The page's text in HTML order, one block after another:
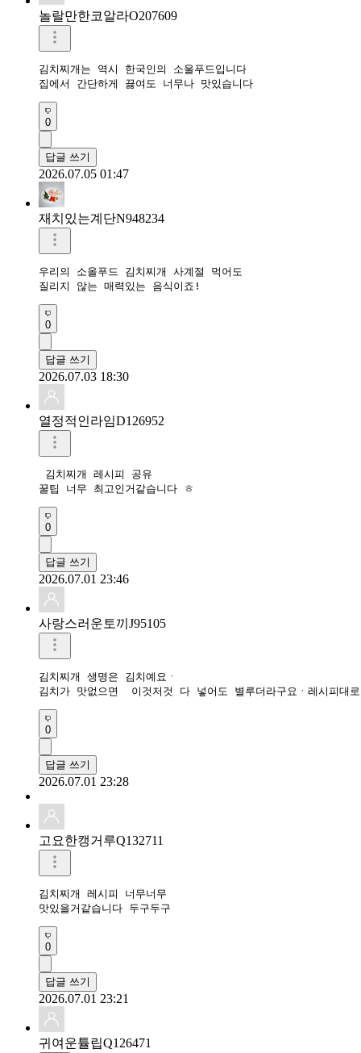
놀랄만한코알라O207609
김치찌개는 역시 한국인의 소울푸드입니다
집에서 간단하게 끓여도 너무나 맛있습니다
0
답글 쓰기
2026.07.05 01:47
재치있는계단N948234
우리의 소올푸드 김치찌개 사계절 먹어도
질리지 않는 매력있는 음식이죠!
0
답글 쓰기
2026.07.03 18:30
열정적인라임D126952
김치찌개 레시피 공유
꿀팁 너무 최고인거같습니다 ㅎ
0
답글 쓰기
2026.07.01 23:46
사랑스러운토끼J95105
김치찌개 생명은 김치예요ㆍ
김치가 맛없으면  이것저것 다 넣어도 별루더라구요ㆍ레시피대
0
답글 쓰기
2026.07.01 23:28
고요한캥거루Q132711
김치찌개 레시피 너무너무
맛있을거같습니다 두구두구
0
답글 쓰기
2026.07.01 23:21
귀여운튤립Q126471